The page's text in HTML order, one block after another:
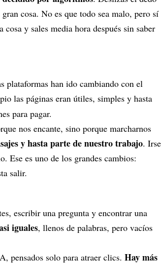
cosa. No es que todo sea malo, pero sí
cosa y sales media hora después sin saber
plataformas han ido cambiando con el
las páginas eran útiles, simples y hasta
para pagar.
nos encante, sino porque marcharnos
y hasta parte de nuestro trabajo. Irse
Ese es uno de los grandes cambios:
salir.
escribir una pregunta y encontrar una
iguales, llenos de palabras, pero vacíos
pensados solo para atraer clics. Hay más